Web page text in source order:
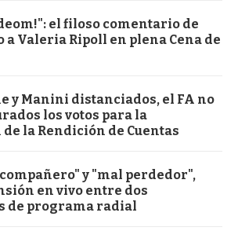
el filoso comentario de
a Valeria Ripoll en plena Cena de
y Manini distanciados, el FA no
los votos para la
la Rendición de Cuentas
y "mal perdedor",
en vivo entre dos
de programa radial